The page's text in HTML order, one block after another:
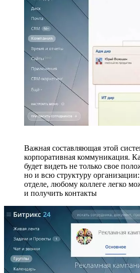
Важная составляющая этой
корпоративная коммуникация.
будет видеть не только свое
но и всю структуру
отделе, любому коллеге легко
и получить контакты